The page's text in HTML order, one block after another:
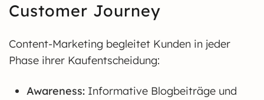
Customer Journey
Content-Marketing begleitet Kunden in jeder
Phase ihrer Kaufentscheidung:
Awareness: Informative Blogbeiträge und